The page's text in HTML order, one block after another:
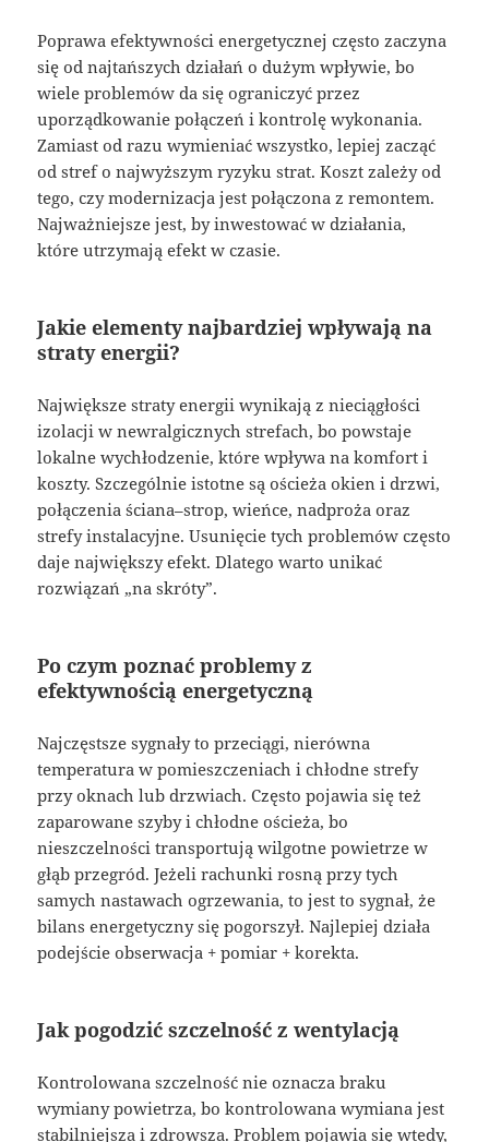
Poprawa efektywności energetycznej często zaczyna
się od najtańszych działań o dużym wpływie, bo
wiele problemów da się ograniczyć przez
uporządkowanie połączeń i kontrolę wykonania.
Zamiast od razu wymieniać wszystko, lepiej zacząć
od stref o najwyższym ryzyku strat. Koszt zależy od
tego, czy modernizacja jest połączona z remontem.
Najważniejsze jest, by inwestować w działania,
które utrzymają efekt w czasie.
Jakie elementy najbardziej wpływają na
straty energii?
Największe straty energii wynikają z nieciągłości
izolacji w newralgicznych strefach, bo powstaje
lokalne wychłodzenie, które wpływa na komfort i
koszty. Szczególnie istotne są ościeża okien i drzwi,
połączenia ściana–strop, wieńce, nadproża oraz
strefy instalacyjne. Usunięcie tych problemów często
daje największy efekt. Dlatego warto unikać
rozwiązań „na skróty”.
Po czym poznać problemy z
efektywnością energetyczną
Najczęstsze sygnały to przeciągi, nierówna
temperatura w pomieszczeniach i chłodne strefy
przy oknach lub drzwiach. Często pojawia się też
zaparowane szyby i chłodne ościeża, bo
nieszczelności transportują wilgotne powietrze w
głąb przegród. Jeżeli rachunki rosną przy tych
samych nastawach ogrzewania, to jest to sygnał, że
bilans energetyczny się pogorszył. Najlepiej działa
podejście obserwacja + pomiar + korekta.
Jak pogodzić szczelność z wentylacją
Kontrolowana szczelność nie oznacza braku
wymiany powietrza, bo kontrolowana wymiana jest
stabilniejsza i zdrowsza. Problem pojawia się wtedy,